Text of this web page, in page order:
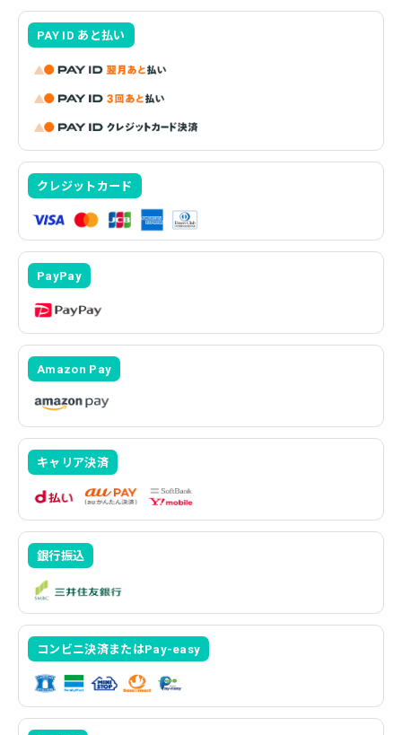
PAY ID あと払い
クレジットカード
PayPay
Amazon Pay
キャリア決済
銀行振込
コンビニ決済またはPay-easy